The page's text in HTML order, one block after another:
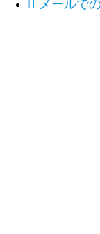
 メールで